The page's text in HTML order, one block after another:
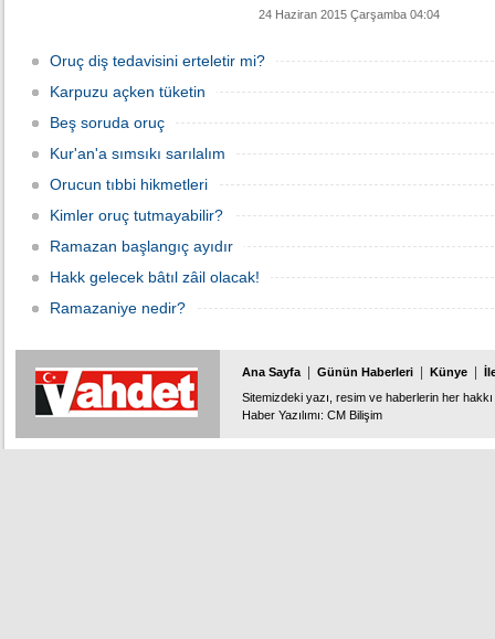
24 Haziran 2015 Çarşamba 04:04
Oruç diş tedavisini erteletir mi?
Karpuzu açken tüketin
Beş soruda oruç
Kur'an'a sımsıkı sarılalım
Orucun tıbbi hikmetleri
Kimler oruç tutmayabilir?
Ramazan başlangıç ayıdır
Hakk gelecek bâtıl zâil olacak!
Ramazaniye nedir?
Ana Sayfa Günün Haberleri Künye
Sitemizdeki yazı, resim ve haberlerin her
Haber Yazılımı: CM Bilişim